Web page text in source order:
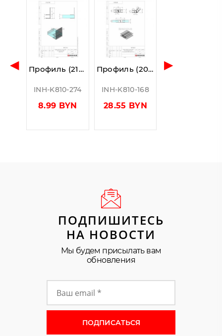
◀ Профиль (214-8 CL) ус 17 мм L=2200, ПВХ прозрачный БЕЛЫЙ, стекло 8.0 мм
INH-K810-274
8.99 BYN
Профиль (208-10 CL) магнит белый 135º, L=2200 (1компл/2 шт), ПВХ прозрачный БЕЛЫЙ, стекло 10.0 мм,
INH-K810-168
28.55 BYN
▶
ПОДПИШИТЕСЬ
НА НОВОСТИ
Мы будем присылать вам
обновления